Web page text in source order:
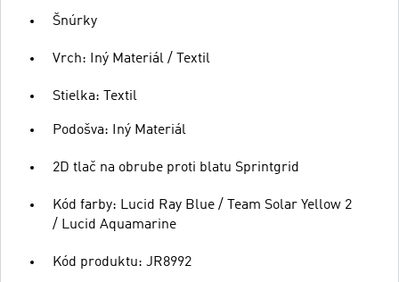
Šnúrky
Vrch: Iný Materiál / Textil
Stielka: Textil
Podošva: Iný Materiál
2D tlač na obrube proti blatu Sprintgrid
Kód farby: Lucid Ray Blue / Team Solar Yellow 2
/ Lucid Aquamarine
Kód produktu: JR8992